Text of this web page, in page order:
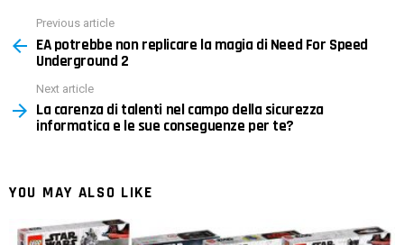
more
Previous article
EA potrebbe non replicare la magia di Need For Speed
​​​​Underground 2
Next article
La carenza di talenti nel campo della sicurezza
informatica e le sue conseguenze per te?
YOU MAY ALSO LIKE